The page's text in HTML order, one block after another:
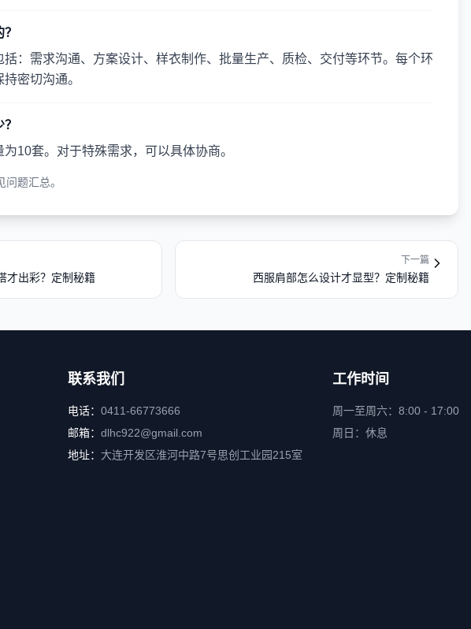
括：需求沟通、方案设计、样衣制作、批量生产、质检、交付等环节。每个环
密切沟通。
10套。对于特殊需求，可以具体协商。
问题汇总。
才出彩？定制秘籍
下一篇
西服肩部怎么设计才显型？定制秘籍
联系我们
电话： 0411-66773666
邮箱： dlhc922@gmail.com
地址： 大连开发区淮河中路7号思创工业园215室
工作时间
周一至周六：8:00 - 17:00
周日：休息